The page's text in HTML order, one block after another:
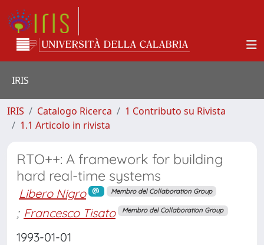
IRIS
IRIS Catalogo Ricerca
1 Contributo su Rivista
1.1 Articolo in rivista
RTO++: A framework for building
hard real-time systems
Libero Nigro Membro del Collaboration Group
; Francesco Tisato Membro del Collaboration Group
1993-01-01